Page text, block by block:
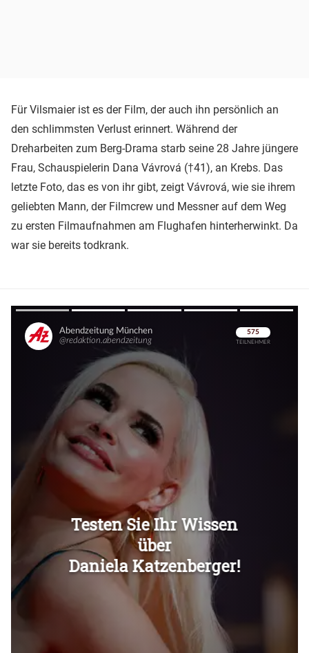
Für Vilsmaier ist es der Film, der auch ihn persönlich an
den schlimmsten Verlust erinnert. Während der
Dreharbeiten zum Berg-Drama starb seine 28 Jahre jüngere
Frau, Schauspielerin Dana Vávrová (†41), an Krebs. Das
letzte Foto, das es von ihr gibt, zeigt Vávrová, wie sie ihrem
geliebten Mann, der Filmcrew und Messner auf dem Weg
zu ersten Filmaufnahmen am Flughafen hinterherwinkt. Da
war sie bereits todkrank.
Überspringen